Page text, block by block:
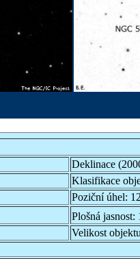
Deklinace
Klasifikace
Poziční úhel:
Plošná jasnost:
Velikost